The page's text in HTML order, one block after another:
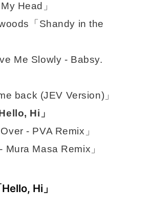
Head」
「Shandy in the
Me Slowly - Babsy.
back (JEV Version)」
Hi」
- PVA Remix」
Masa Remix」
Hi」